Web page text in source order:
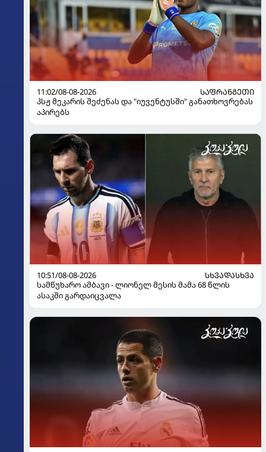
11:02/08-08-2026
ᲡᲐᲤᲠᲐᲜᲒᲔᲗᲘ
პსჟ მეკარის შეძენას და "იუვენტუსში" განათხოვრებას
აპირებს
10:51/08-08-2026
ᲡᲮᲕᲐᲓᲐᲡᲮᲕᲐ
სამწუხარო ამბავი - ლიონელ მესის მამა 68 წლის
ასაკში გარდაიცვალა